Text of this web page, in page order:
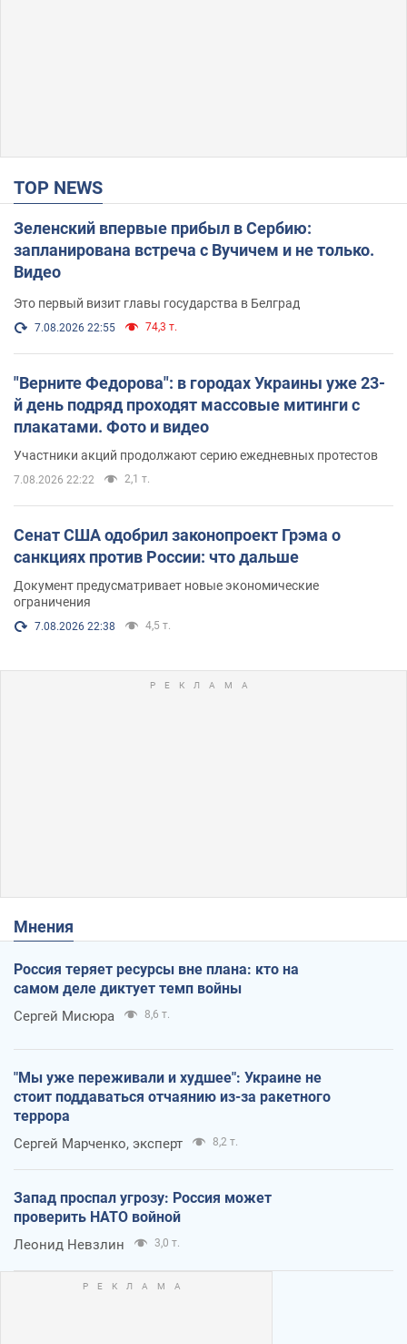
TOP NEWS
Зеленский впервые прибыл в Сербию:
запланирована встреча с Вучичем и не только.
Видео
Это первый визит главы государства в Белград
7.08.2026 22:55 74,3 т.
"Верните Федорова": в городах Украины уже 23-
й день подряд проходят массовые митинги с
плакатами. Фото и видео
Участники акций продолжают серию ежедневных протестов
7.08.2026 22:22 2,1 т.
Сенат США одобрил законопроект Грэма о
санкциях против России: что дальше
Документ предусматривает новые экономические
ограничения
7.08.2026 22:38 4,5 т.
Мнения
Россия теряет ресурсы вне плана: кто на
самом деле диктует темп войны
Сергей Мисюра 8,6 т.
"Мы уже переживали и худшее": Украине не
стоит поддаваться отчаянию из-за ракетного
террора
Сергей Марченко, эксперт 8,2 т.
Запад проспал угрозу: Россия может
проверить НАТО войной
Леонид Невзлин 3,0 т.